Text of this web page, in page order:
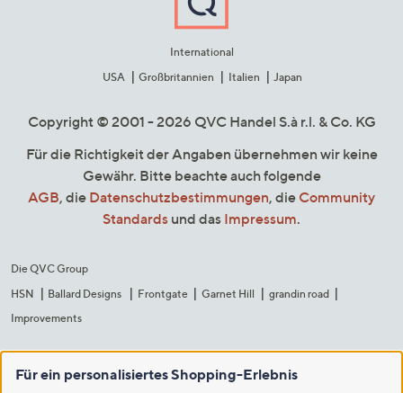
International
USA
Großbritannien Italien Japan
Copyright © 2001 - 2026 QVC Handel S.à r.l. & Co. KG
Für die Richtigkeit der Angaben übernehmen wir keine
Gewähr. Bitte beachte auch folgende
AGB, die Datenschutzbestimmungen, die Community
Standards und das Impressum.
Die QVC Group
HSN
Ballard Designs Frontgate Garnet Hill
grandin road
Improvements
Für ein personalisiertes Shopping-Erlebnis